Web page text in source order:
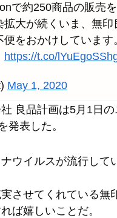
で約250商品の販売を
大が続くいま、無
をおかけしていま
https://t.co/
May 1, 2020
良品計画は5月1日
発表した。
ウイルスが流行し
させてくれている
ば嬉しいことだ。